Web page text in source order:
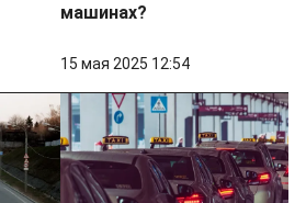
машинах?
15 мая 2025 12:54